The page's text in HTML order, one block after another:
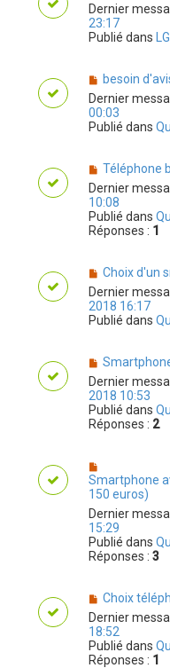
Dernier
23:17
Publié dans
LG
besoin
Dernier
00:03
Publié dans
Téléphone
Dernier
10:08
Publié dans
Réponses : 1
Choix d'un
Dernier
2018 16:17
Publié dans
Dernier
2018 10:53
Publié dans
Réponses : 2
Smartphone
150 euros)
Dernier
15:29
Publié dans
Réponses : 3
Choix
Dernier
18:52
Publié dans
Réponses : 1